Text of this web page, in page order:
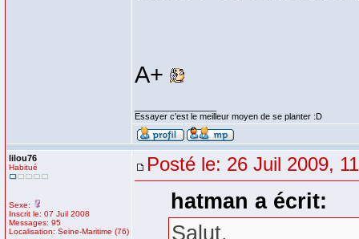
A+
Essayer c'est le meilleur moyen de se planter :D
lilou76
Habitué
Sexe:
Inscrit le: 07 Juil 2008
Messages: 95
Localisation: Seine-Maritime (76)
Posté le: 26 Juil 2009,
hatman a écrit:
Salut,